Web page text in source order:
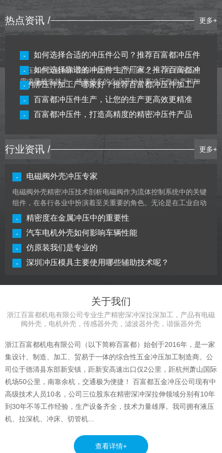
热点资讯 / 更多+
- 如何选择合适的冲压件公司？推荐百富都冲压件
冲压件作为机械和设备中使用广泛的组件之一，在市场上的
需求量越来越大，越来越多的企业开始从事冲压件生产和加
工。但是，在众多的冲压件公司中选择一家靠谱的合作伙伴
并不容易。本文将介绍如何选择合适的冲压件公司，并向大
家推荐百富都冲压件。1. 公司口碑冲压件公司的口碑是选择
-
如何选择靠谱的冲压件生产厂家？推荐百富都冲
压件厂
- 冲压件加工厂哪家好？推荐百富都冲压件加工厂
- 百富都冲压件生产，让您的生产更高效更精准
- 百富都冲压件，打造高精度的精密冲压件产品
行业资讯 / 更多+
- 电磁阀外壳冲压专家
电磁阀外壳精密冲压技术剖析电磁阀作为流体控制系统中的关键
组件，在各行各业中扮演着至关重要的角色。无论是在工业自动
化设备、汽车制造，还是家用电器等领域，电磁阀的性能都直接
影响到整个系统的稳定性和效率。而电磁阀的外壳，作为保护内
部精密部件不受外界影响的重要部分，更是其可靠性与耐用性的
第一道防线。本文将深入探讨电磁阀外壳的冲......
- 精密度在金属冲压中的重要性
- 汽车电机外壳如何影响车辆性能
- 仿原装我们是专业的
- 深圳冲压模具主要使用哪些辅助技术呢？
关于我们
浙江百富都机电有限公司专业生产精密深冲深拉深加工，产品有电磁
阀外壳，电机外壳，传感器外壳，滤波器外壳，谐振器外壳
浙江百富都机电有限公司（以下简称百富都）始创于2016年，是一家
集设计、制造、加工、贸易于一体的综合性五金冲压加工制造商。公
司位于德清县东部新安镇，距新安高速出口仅2公里，距杭州萧山国际
机场50公里，南靠余杭，交通极为便捷！ 百富都五金冲压公司现有中
高级技术人员10名，公司三位股东在精密深冲深拉伸领域分别有10年
到30年不等工作经验，生产设备齐全，技术力量雄厚。我司拥有液压
机、拉深机、冲床、切管机...
查看详情+